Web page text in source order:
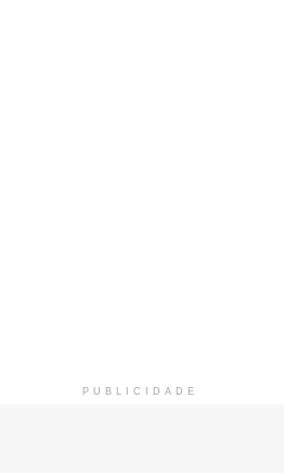
PUBLICIDADE